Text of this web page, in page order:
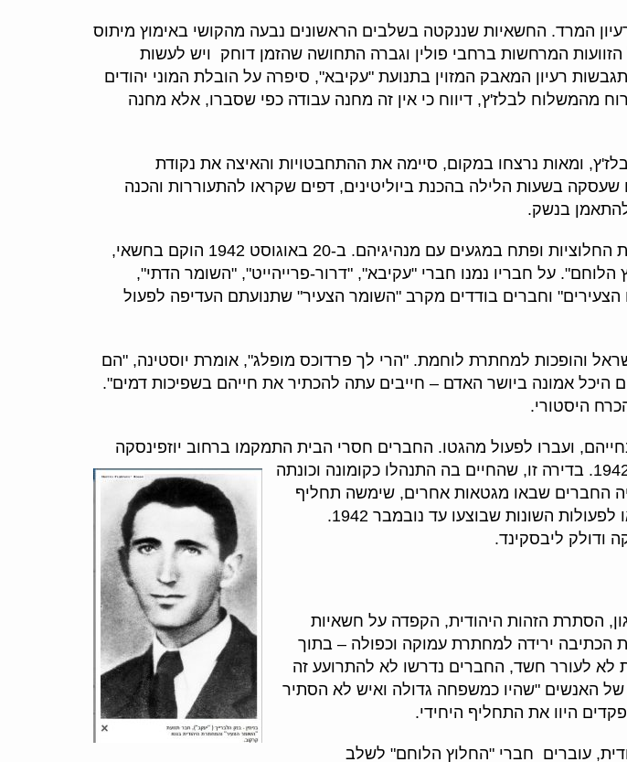
המרד. החשאיות שננקטה בשלבים הראשונים נבעה מהקושי באימוץ מיתוס
המרחשות ברחבי פולין וגברה התחושה שהזמן דוחק ויש לעשות
רעיון המאבק המזוין בתנועת "עקיבא", סיפרה על הובלת המוני יהודים
מהמשלוח לבלז'ץ, דיווח כי אין זה מחנה עבודה כפי שסברו, אלא מחנה
למחנה ההשמדה בבלז'ץ, ומאות נרצחו במקום, סיימה את ההתחבטויות והאיצה את נקודת
"עקיבא" שיתפה את החניכים, וארגנה קבוצה בת 10 חברים שעסקה בשעות הלילה בהכנת ביוליטינים, דפים שקראו להתעוררות והכנה
בנשק.
דולק ליבסקינד החל מגלגל רעיון להקמת ארגון לוחם שיכלול את כל התנועות החלוציות ופתח במגעים עם מנהיגיהם. ב-20 באוגוסט 1942 הוקם בחשאי,
הלוחם". על חבריו נמנו חברי "עקיבא", "דרור-פרייהייט", "השומר הדתי",
הצעירים" וחברים בודדים מקרב "השומר הצעיר" שתנועתם העדיפה לפעול
והופכות למחתרת לוחמת. "הרי לך פרדוכס מופלג", אומרת יוסטינה, "הם
היכל אמונה ביושר האדם – חייבים עתה להכתיר את חייהם בשפיכות דמים".
היסטורי.
ועברו לפעול מהגטו. החברים חסרי הבית התמקמו ברחוב יוזפינסקה
החיים בה התנהלו כקומונה וכונתה
החברים שבאו מגטאות אחרים, שימשה תחליף
למשפחה, מקום מפגש ומקור השראה לחום ולכוח מוסרי. מהמקום הזה יצאו לפעולות השונות שבוצעו עד נובמבר 1942.
הסתרת הזהות היהודית, הקפדה על חשאיות
ירידה למחתרת עמוקה וכפולה – בתוך
לא לעורר חשד, החברים נדרשו לא להתרועע זה
של האנשים "שהיו כמשפחה גדולה ואיש לא הסתיר
היוו את התחליף היחידי.
עוברים חברי "החלוץ הלוחם" לשלב